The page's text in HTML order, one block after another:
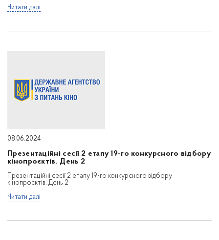
Читати далі
08.06.2024
Презентаційні сесії 2 етапу 19-го конкурсного відбору
кінопроєктів. День 2
Презентаційні сесії 2 етапу 19-го конкурсного відбору
кінопроєктів. День 2
Читати далі